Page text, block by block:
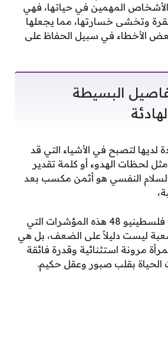
المهمين في حياتها، فهي
وتخشى خسارتها، مما يجعلها
الأخطاء في سبيل الحفاظ على
البسيطة
لديها لتصبح في الأشياء التي قد
لحظات الهدوء أو كلمة تقدير
النفسي هو أثمن مكسب بعد
قدمنا لكم عبر موقع فلسطينيو 48 هذه المؤشرات التي
ليست دليلاً على الضعف، بل هي
مرونة استثنائية وقدرة فائقة
الحياة بقلب صبور وعقل حكيم.